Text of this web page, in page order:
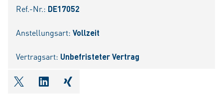
Ref.-Nr.: DE17052
Anstellungsart: Vollzeit
Vertragsart: Unbefristeter Vertrag
shareOntwitter
shareOnlinkedIn
shareOnxing